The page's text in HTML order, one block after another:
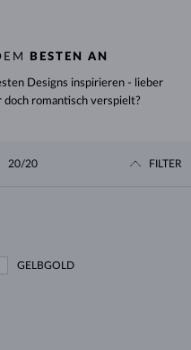
BESTEN AN
Designs inspirieren - lieber
doch romantisch verspielt?
20/20 FILTER
GELBGOLD